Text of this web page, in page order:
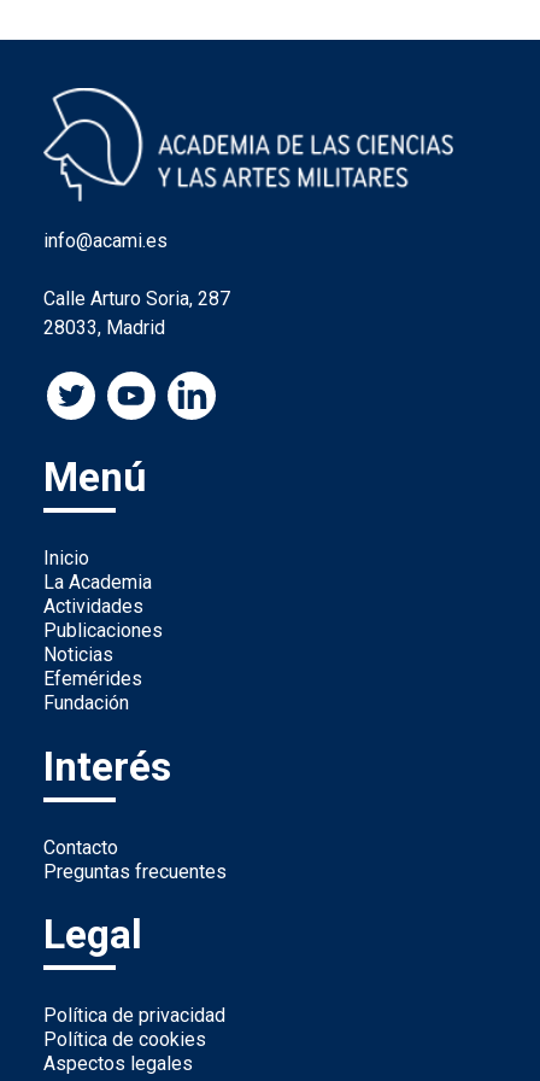
info@acami.es
Calle Arturo Soria, 287
28033, Madrid
Menú
Inicio
La Academia
Actividades
Publicaciones
Noticias
Efemérides
Fundación
Interés
Contacto
Preguntas frecuentes
Legal
Política de privacidad
Política de cookies
Aspectos legales